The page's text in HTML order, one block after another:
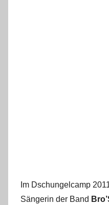
Im Dschungelcamp
Sängerin der Band